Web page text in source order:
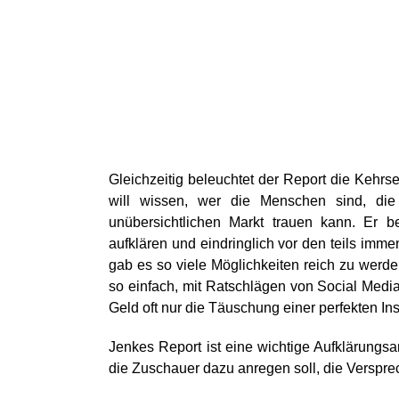
Gleichzeitig beleuchtet der Report die
will wissen, wer die Menschen sind,
unübersichtlichen Markt trauen kann. Er
aufklären und eindringlich vor den teils
gab es so viele Möglichkeiten reich zu
so einfach, mit Ratschlägen von Social
Geld oft nur die Täuschung einer perfekten
Jenkes Report ist eine wichtige
die Zuschauer dazu anregen soll, die